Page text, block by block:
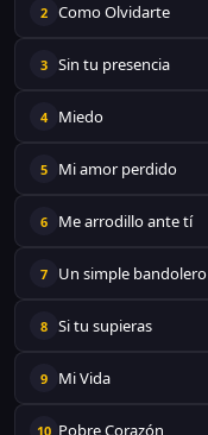
2 Como Olvidarte
3 Sin tu presencia
4 Miedo
5 Mi amor perdido
6 Me arrodillo ante tí
7 Un simple bandolero
8 Si tu supieras
9 Mi Vida
10 Pobre Corazón